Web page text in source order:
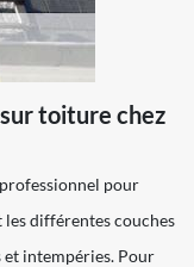
toiture chez
pour
différentes couches
et intempéries. Pour